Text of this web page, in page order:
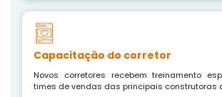
Capacitação do corretor
Novos corretores recebem treinamento
times de vendas das principais construtoras